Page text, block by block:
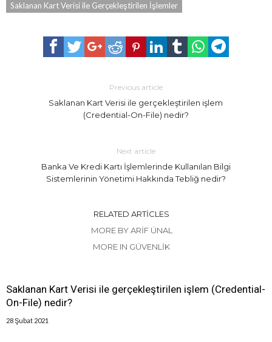
Saklanan Kart Verisi ile Gerçekleştirilen İşlemler
Previous article
Saklanan Kart Verisi ile gerçekleştirilen işlem
(Credential-On-File) nedir?
Next article
Banka Ve Kredi Kartı İşlemlerinde Kullanılan Bilgi
Sistemlerinin Yönetimi Hakkında Tebliğ nedir?
RELATED ARTICLES
MORE BY ARIF ÜNAL
MORE IN GÜVENLIK
Saklanan Kart Verisi ile gerçekleştirilen işlem (Credential-
On-File) nedir?
28 Şubat 2021